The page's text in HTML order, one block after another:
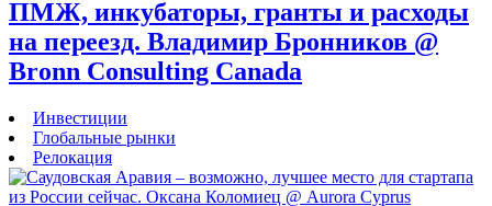
ПМЖ, инкубаторы, гранты и расходы
на переезд. Владимир Бронников @
Bronn Consulting Canada
Инвестиции
Глобальные рынки
Релокация